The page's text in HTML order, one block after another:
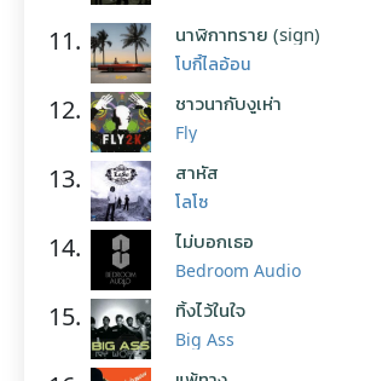
11. นาฬิกาทราย (sign)
โบกี้ไลอ้อน
12. ชาวนากับงูเห่า
Fly
13. สาหัส
โลโซ
14. ไม่บอกเธอ
Bedroom Audio
15. ทิ้งไว้ในใจ
Big Ass